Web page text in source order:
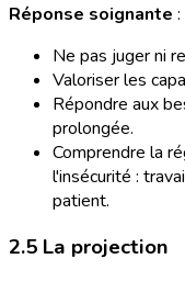
Réponse soignante :
Ne pas juger ni
Valoriser les
Répondre aux
prolongée.
Comprendre la
l'insécurité :
patient.
2.5 La projection